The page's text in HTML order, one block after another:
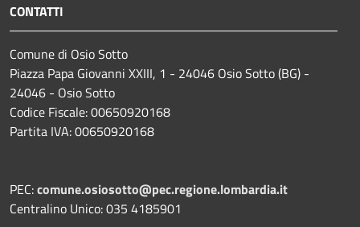
CONTATTI
Comune di Osio Sotto
Piazza Papa Giovanni XXIII, 1 - 24046 Osio Sotto (BG) -
24046 - Osio Sotto
Codice Fiscale: 00650920168
Partita IVA: 00650920168
PEC:comune.osiosotto@pec.regione.lombardia.it
Centralino Unico: 035 4185901